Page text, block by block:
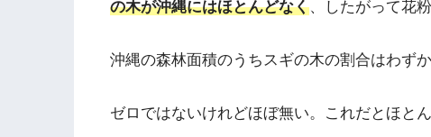
の木が沖縄にはほとんどなく、したがって花
沖縄の森林面積のうちスギの木の割合はわず
ゼロではないけれどほぼ無い。これだとほと